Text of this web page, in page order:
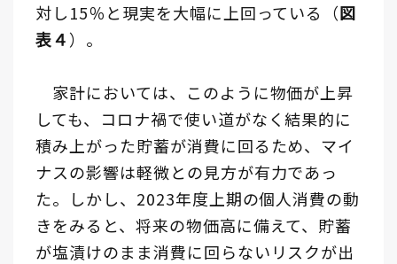
対し15％と現実を大幅に上回っている（図
表４）。
家計においては、このように物価が上昇
しても、コロナ禍で使い道がなく結果的に
積み上がった貯蓄が消費に回るため、マイ
ナスの影響は軽微との見方が有力であっ
た。しかし、2023年度上期の個人消費の動
きをみると、将来の物価高に備えて、貯蓄
が塩漬けのまま消費に回らないリスクが出